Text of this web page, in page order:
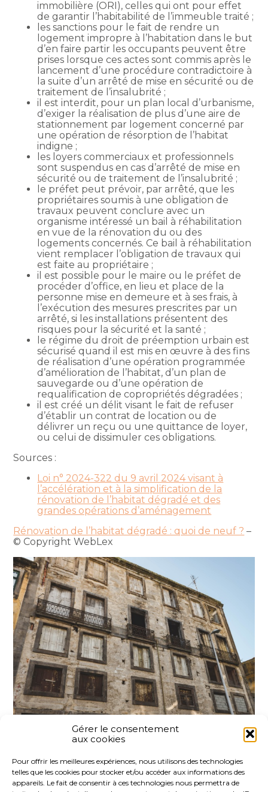
Gérer le consentement
aux cookies
Pour offrir les meilleures expériences, nous utilisons des technologies
telles que les cookies pour stocker et/ou accéder aux informations des
appareils. Le fait de consentir à ces technologies nous permettra de
immobilière (ORI), celles qui ont pour effet
de garantir l’habitabilité de l’immeuble traité ;
les sanctions pour le fait de rendre un
logement impropre à l’habitation dans le but
d’en faire partir les occupants peuvent être
prises lorsque ces actes sont commis après le
lancement d’une procédure contradictoire à
la suite d’un arrêté de mise en sécurité ou de
traitement de l’insalubrité ;
il est interdit, pour un plan local d’urbanisme,
d’exiger la réalisation de plus d’une aire de
stationnement par logement concerné par
une opération de résorption de l’habitat
indigne ;
les loyers commerciaux et professionnels
sont suspendus en cas d’arrêté de mise en
sécurité ou de traitement de l’insalubrité ;
le préfet peut prévoir, par arrêté, que les
propriétaires soumis à une obligation de
travaux peuvent conclure avec un
organisme intéressé un bail à réhabilitation
en vue de la rénovation du ou des
logements concernés. Ce bail à réhabilitation
vient remplacer l’obligation de travaux qui
est faite au propriétaire ;
il est possible pour le maire ou le préfet de
procéder d’office, en lieu et place de la
personne mise en demeure et à ses frais, à
l’exécution des mesures prescrites par un
arrêté, si les installations présentent des
risques pour la sécurité et la santé ;
le régime du droit de préemption urbain est
sécurisé quand il est mis en œuvre à des fins
de réalisation d’une opération programmée
d’amélioration de l’habitat, d’un plan de
sauvegarde ou d’une opération de
requalification de copropriétés dégradées ;
il est créé un délit visant le fait de refuser
d’établir un contrat de location ou de
délivrer un reçu ou une quittance de loyer,
ou celui de dissimuler ces obligations.
Sources :
Loi n° 2024-322 du 9 avril 2024 visant à
l’accélération et à la simplification de la
rénovation de l’habitat dégradé et des
grandes opérations d’aménagement
Rénovation de l’habitat dégradé : quoi de neuf ? –
© Copyright WebLex
FaceBook
TwitterLinkedIn